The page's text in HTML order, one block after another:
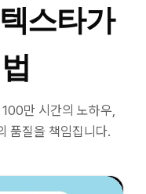
스타가
만 시간의 노하우,
품질을 책임집니다.